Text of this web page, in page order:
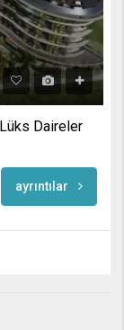
Daireler
ayrıntılar